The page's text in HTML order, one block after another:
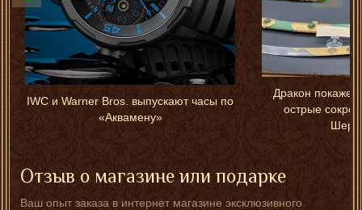
IWC и Warner Bros. выпускают часы по
«Аквамену»
Дракон
острые
Отзыв о магазине или подарке
Ваш опыт заказа в интернет магазине эксклюзивного